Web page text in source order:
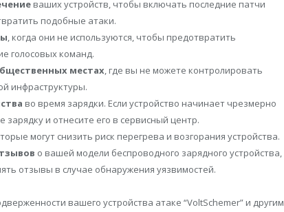
ваших устройств, чтобы включать последние патчи
подобные атаки.
, когда они не используются, чтобы предотвратить
голосовых команд.
местах, где вы не можете контролировать
инфраструктуры.
во время зарядки. Если устройство начинает чрезмерно
и отнесите его в сервисный центр.
могут снизить риск перегрева и возгорания устройства.
о вашей модели беспроводного зарядного устройства,
отзывы в случае обнаружения уязвимостей.
вашего устройства атаке “VoltSchemer” и другим